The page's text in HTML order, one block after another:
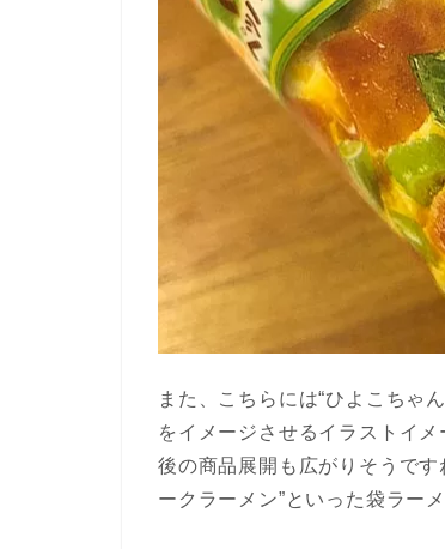
また、こちらには“ひよこちゃ
をイメージさせるイラストイ
後の商品展開も広がりそうです
ークラーメン”といった袋ラー